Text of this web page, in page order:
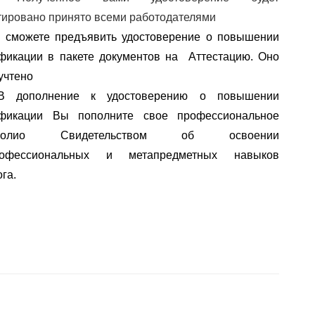
принято всеми работодателями
предъявить удостоверение о повышении
в пакете документов на  Аттестацию. Оно
дополнение к удостоверению о повышении
и метапредметных навыков